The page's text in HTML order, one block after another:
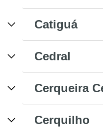
Catiguá
Cedral
Cerqueira
Cerquilho